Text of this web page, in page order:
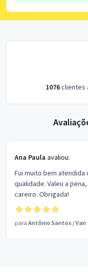
1076clientes
Ana Paula avaliou:
Fui muito bem atendida
qualidade. Valeu a
careiro. Obrigada!
para Antônio Santos /Van